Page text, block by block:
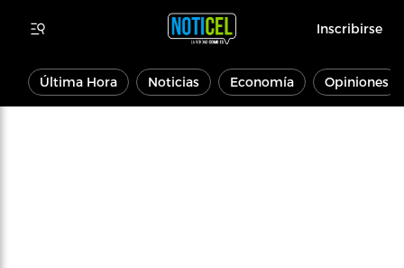
Inscribirse
Última Hora Noticias Economía Opiniones